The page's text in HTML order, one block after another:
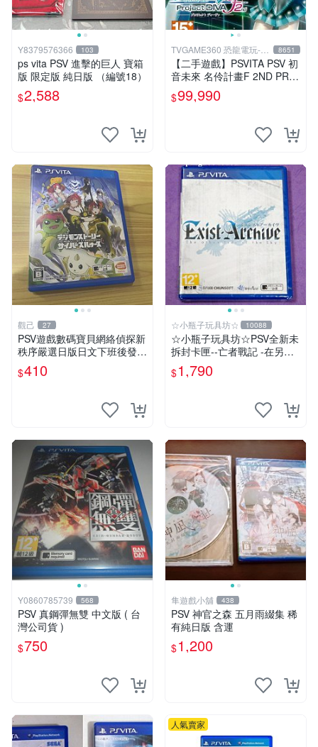
Y8379576366 103
ps vita PSV 進擊的巨人 寶箱
版 限定版 純日版 （編號18）
$2,588
TVGAME360 恐龍電玩-台
中店
8651
【二手遊戲】PSVITA PSV 初
音未來 名伶計畫F 2ND PRO
JECT DIVA F 2ND 日文版 台
中恐龍
$99,990
觀己 27
PSV遊戲數碼寶貝網絡偵探新
秩序嚴選日版日文下班後發貨
網絡偵探 日版 美品
$410
☆小瓶子玩具坊☆ 10088
☆小瓶子玩具坊☆PSV全新未
拆封卡匣--亡者戰記 -在另一
側的天空下- (日版)
$1,790
Y0860785739 568
PSV 真鋼彈無雙 中文版 ( 台
灣公司貨 )
$750
隼遊戲小舖 438
PSV 神官之森 五月雨綴集 稀
有純日版 含運
$1,200
人氣賣家